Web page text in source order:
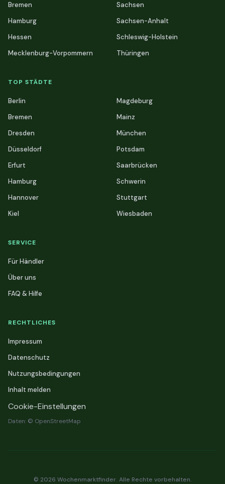
Bremen
Hamburg
Hessen
Mecklenburg-Vorpommern
Sachsen
Sachsen-Anhalt
Schleswig-Holstein
Thüringen
TOP STÄDTE
Berlin
Bremen
Dresden
Düsseldorf
Erfurt
Hamburg
Hannover
Kiel
Magdeburg
Mainz
München
Potsdam
Saarbrücken
Schwerin
Stuttgart
Wiesbaden
SERVICE
Für Händler
Über uns
FAQ & Hilfe
RECHTLICHES
Impressum
Datenschutz
Nutzungsbedingungen
Inhalt melden
Cookie-Einstellungen
Daten: © OpenStreetMap
© 2026 Wochenmarktfinder. Alle Rechte vorbehalten.